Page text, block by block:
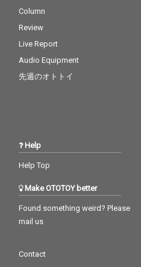
Column
Review
Live Report
Audio Equipment
先週のオトトイ
Help
Help Top
Make OTOTOY better
Found something weird? Please
mail us
Contact